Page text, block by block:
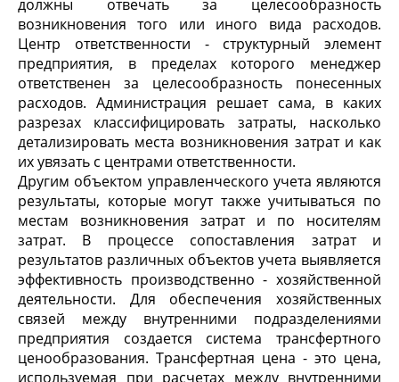
должны отвечать за целесообразность
возникновения того или иного вида расходов.
Центр ответственности - структурный элемент
предприятия, в пределах которого менеджер
ответственен за целесообразность понесенных
расходов. Администрация решает сама, в каких
разрезах классифицировать затраты, насколько
детализировать места возникновения затрат и как
их увязать с центрами ответственности.
Другим объектом управленческого учета являются
результаты, которые могут также учитываться по
местам возникновения затрат и по носителям
затрат. В процессе сопоставления затрат и
результатов различных объектов учета выявляется
эффективность производственно - хозяйственной
деятельности. Для обеспечения хозяйственных
связей между внутренними подразделениями
предприятия создается система трансфертного
ценообразования. Трансфертная цена - это цена,
используемая при расчетах между внутренними